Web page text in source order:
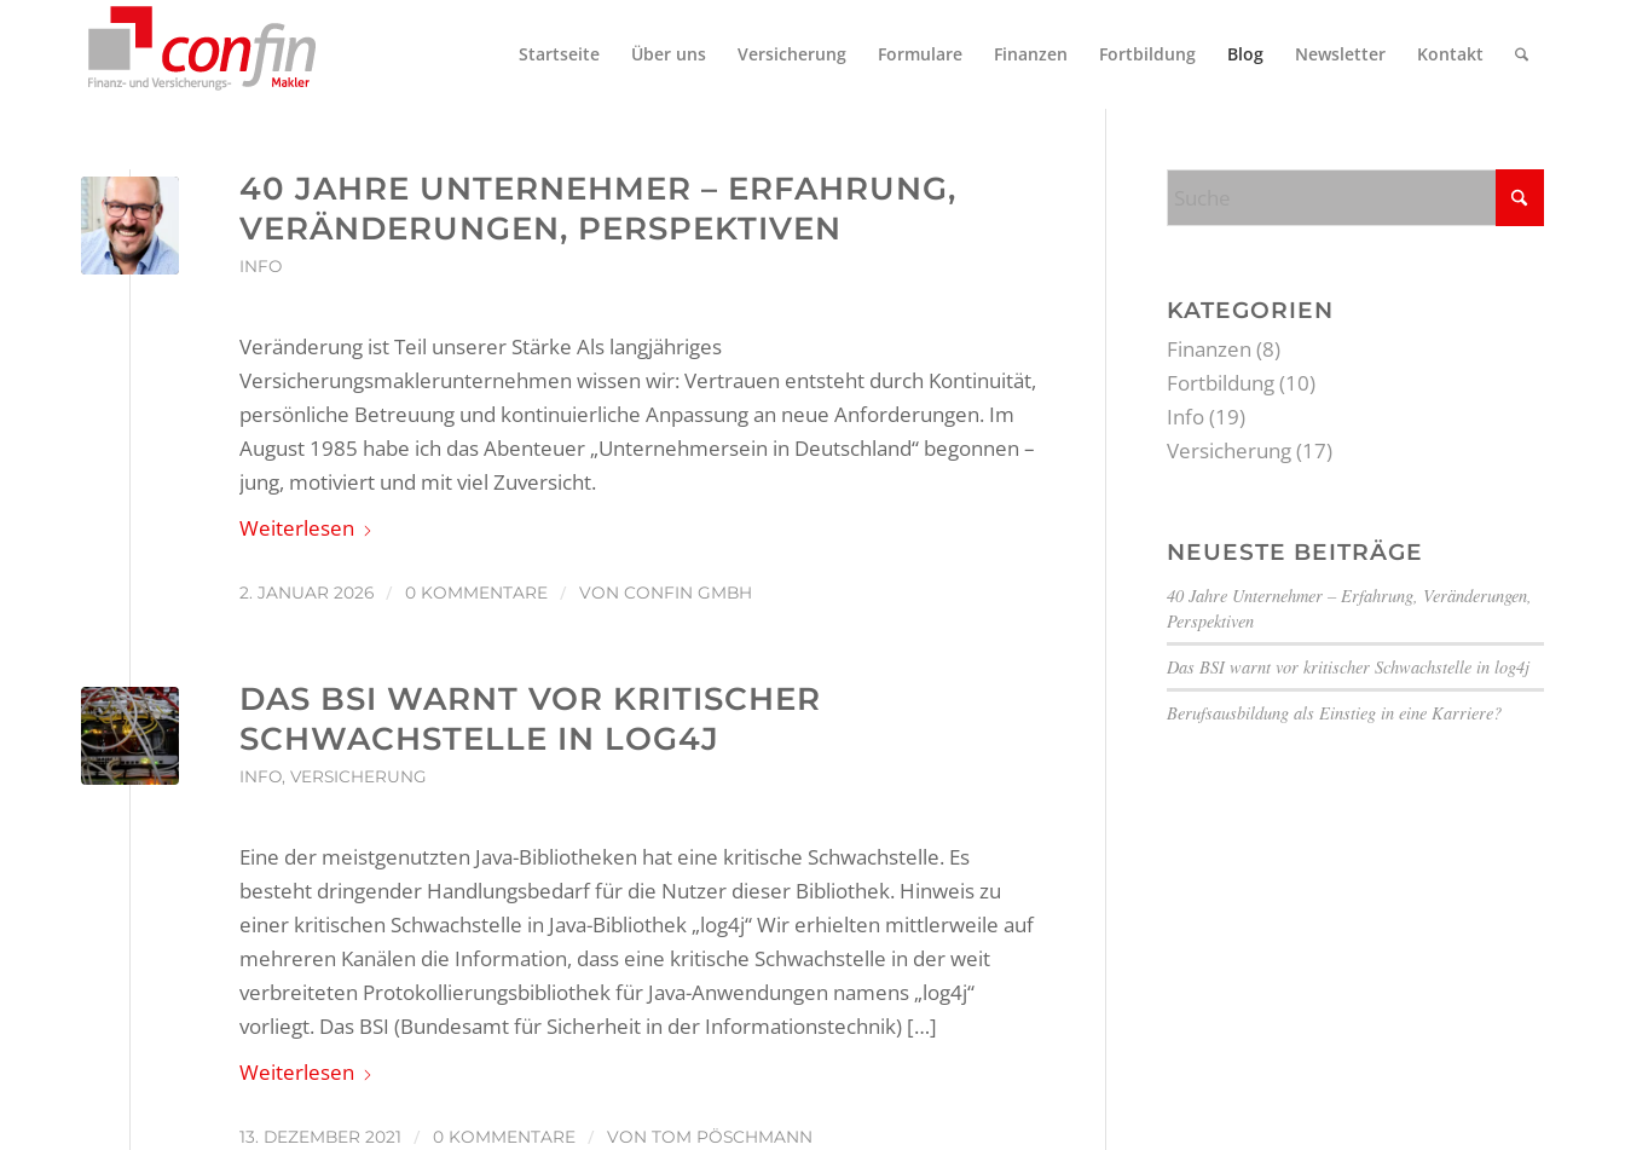
Startseite Über uns Versicherung Formulare Finanzen Fortbildung Blog Newsletter Kontakt
40 JAHRE UNTERNEHMER – ERFAHRUNG,
VERÄNDERUNGEN, PERSPEKTIVEN
INFO
Veränderung ist Teil unserer Stärke Als langjähriges
Versicherungsmaklerunternehmen wissen wir: Vertrauen entsteht durch Kontinuität,
persönliche Betreuung und kontinuierliche Anpassung an neue Anforderungen. Im
August 1985 habe ich das Abenteuer „Unternehmersein in Deutschland“ begonnen –
jung, motiviert und mit viel Zuversicht.
Weiterlesen
2. JANUAR 2026 / 0 KOMMENTARE / VON CONFIN GMBH
DAS BSI WARNT VOR KRITISCHER
SCHWACHSTELLE IN LOG4J
INFO, VERSICHERUNG
Eine der meistgenutzten Java-Bibliotheken hat eine kritische Schwachstelle. Es
besteht dringender Handlungsbedarf für die Nutzer dieser Bibliothek. Hinweis zu
einer kritischen Schwachstelle in Java-Bibliothek „log4j“ Wir erhielten mittlerweile auf
mehreren Kanälen die Information, dass eine kritische Schwachstelle in der weit
verbreiteten Protokollierungsbibliothek für Java-Anwendungen namens „log4j“
vorliegt. Das BSI (Bundesamt für Sicherheit in der Informationstechnik) […]
Weiterlesen
13. DEZEMBER 2021 / 0 KOMMENTARE / VON TOM PÖSCHMANN
KATEGORIEN
Finanzen (8)
Fortbildung(10)
Info(19)
Versicherung(17)
NEUESTE BEITRÄGE
40 Jahre Unternehmer – Erfahrung, Veränderungen,
Perspektiven
Das BSI warnt vor kritischer Schwachstelle in log4j
Berufsausbildung als Einstieg in eine Karriere?